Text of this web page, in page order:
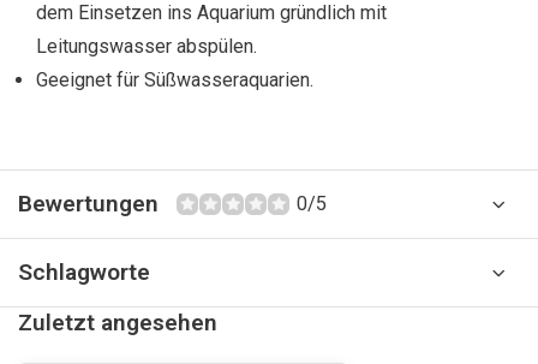
dem Einsetzen ins Aquarium gründlich mit
Leitungswasser abspülen.
Geeignet für Süßwasseraquarien.
Bewertungen 0/5
Schlagworte
Zuletzt angesehen